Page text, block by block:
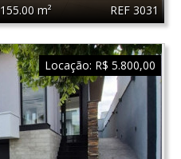
REF 3031
155.00 m²
Locação: R$ 5.800,00